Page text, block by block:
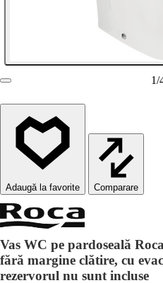
1/
Comparare
Vas WC pe pardoseală
fără margine clătire, cu
rezervorul nu sunt incluse